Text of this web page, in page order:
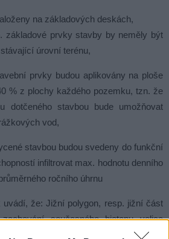
na základových deskách,
základové prvky stavby by neměly být
úrovní terénu,
prvky budou aplikovány na ploše
% z plochy každého pozemku, tzn. že
dotčeného stavbou bude umožňovat
vod,
stavbou budou svedeny do funkční
infiltrovat max. hodnotu denního
ročního úhrnu
že: Jižní polygon, resp. jižní část
současného biotopu velice
do územního plánu s plánovanou